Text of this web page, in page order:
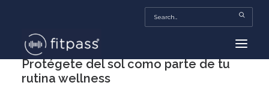
HOME
Protégete del sol como parte de tu
rutina wellness